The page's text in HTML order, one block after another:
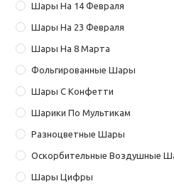
Шары На 14 Февраля
Шары На 23 Февраля
Шары На 8 Марта
Фольгированные Шары
Шары С Конфетти
Шарики По Мультикам
Разноцветные Шары
Оскорбительные Воздушные
Шары Цифры